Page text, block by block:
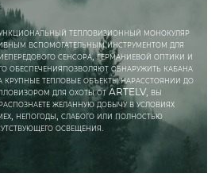
тепловизионный монокуляр
вспомогательным инструментом для
сенсора, германиевой оптики и
обеспеченияпозволяют обнаружить кабана
тепловые объекты нарасстоянии до
для охоты от ARTELV, вы
желанную добычу в условиях
непогоды, слабого или полностью
освещения.